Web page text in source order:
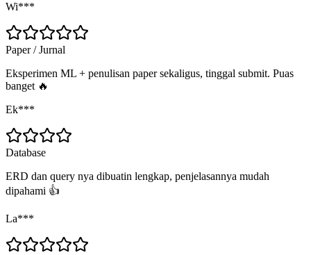
Wi***
Paper / Jurnal
Eksperimen ML + penulisan paper sekaligus, tinggal submit. Puas
banget 🔥
Ek***
Database
ERD dan query nya dibuatin lengkap, penjelasannya mudah
dipahami 👍
La***